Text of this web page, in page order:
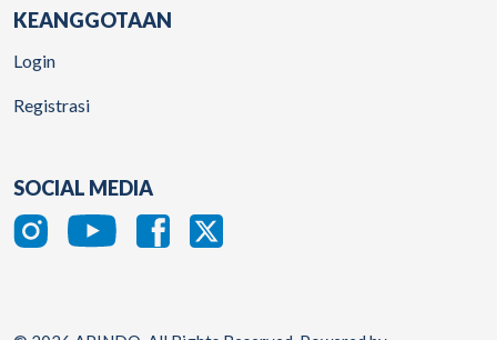
KEANGGOTAAN
Login
Registrasi
SOCIAL MEDIA